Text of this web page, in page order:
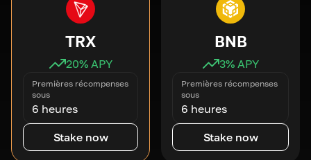
TRX
20% APY
Premières récompenses
sous
6 heures
Stake now
BNB
3% APY
Premières récompenses
sous
6 heures
Stake now